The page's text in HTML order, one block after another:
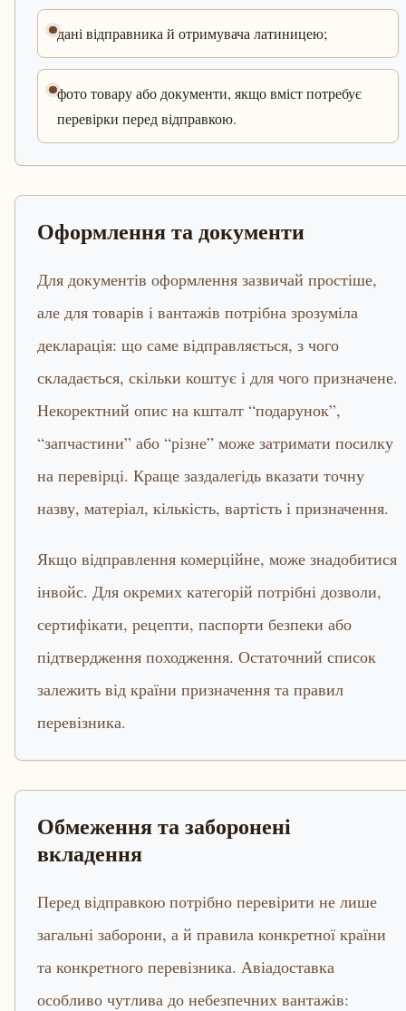
дані відправника й отримувача латиницею;
фото товару або документи, якщо вміст потребує
перевірки перед відправкою.
Оформлення та документи
Для документів оформлення зазвичай простіше,
але для товарів і вантажів потрібна зрозуміла
декларація: що саме відправляється, з чого
складається, скільки коштує і для чого призначене.
Некоректний опис на кшталт “подарунок”,
“запчастини” або “різне” може затримати посилку
на перевірці. Краще заздалегідь вказати точну
назву, матеріал, кількість, вартість і призначення.
Якщо відправлення комерційне, може знадобитися
інвойс. Для окремих категорій потрібні дозволи,
сертифікати, рецепти, паспорти безпеки або
підтвердження походження. Остаточний список
залежить від країни призначення та правил
перевізника.
Обмеження та заборонені
вкладення
Перед відправкою потрібно перевірити не лише
загальні заборони, а й правила конкретної країни
та конкретного перевізника. Авіадоставка
особливо чутлива до небезпечних вантажів: